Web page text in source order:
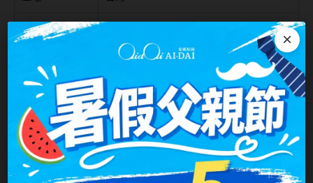
Anley安儷
AKIRA艾綺拉
AQUAMAX水滋氧
ASIA STAR純粹美
eyemoody目荻
紫色系
橘黃色系
紅色系
公司名稱
注意事項： 此商品備貨期間較長(會再增加3-7個工作日)
×